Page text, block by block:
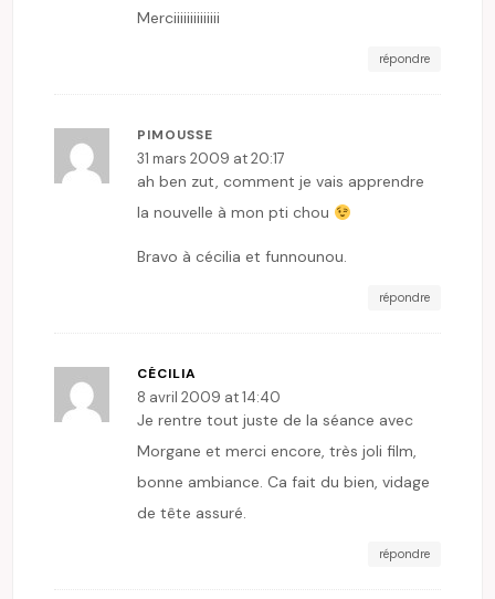
Merciiiiiiiiiiiiii
répondre
PIMOUSSE
31 mars 2009 at 20:17
ah ben zut, comment je vais apprendre
la nouvelle à mon pti chou
Bravo à cécilia et funnounou.
répondre
CÉCILIA
8 avril 2009 at 14:40
Je rentre tout juste de la séance avec
Morgane et merci encore, très joli film,
bonne ambiance. Ca fait du bien, vidage
de tête assuré.
répondre